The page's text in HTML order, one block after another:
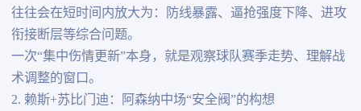
往往会在短时间内放大为：防线暴露、逼抢强度下降、进攻
衔接断层等综合问题。
一次“集中伤情更新”本身，就是观察球队赛季走势、理解战
术调整的窗口。
2. 赖斯+苏比门迪：阿森纳中场“安全阀”的构想